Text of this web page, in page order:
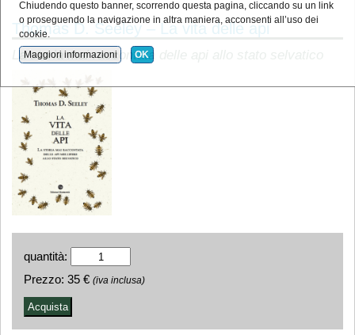
Thomas D. Seeley – La vita delle api
La storia mai raccontata delle api allo stato selvatico
quantità:
Prezzo: 35 € (iva inclusa)
Chiudendo questo banner, scorrendo questa pagina, cliccando su un link
o proseguendo la navigazione in altra maniera, acconsenti all’uso dei
cookie.
Maggiori informazioni OK